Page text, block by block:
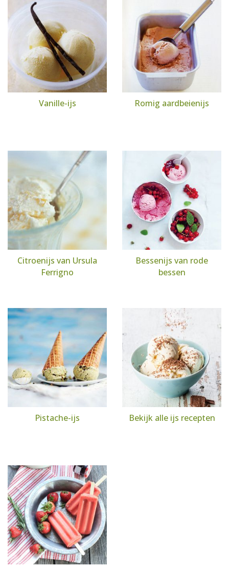
Vanille-ijs Romig aardbeienijs
Citroenijs van Ursula
Ferrigno
Bessenijs van rode
bessen
Pistache-ijs Bekijk alle ijs recepten